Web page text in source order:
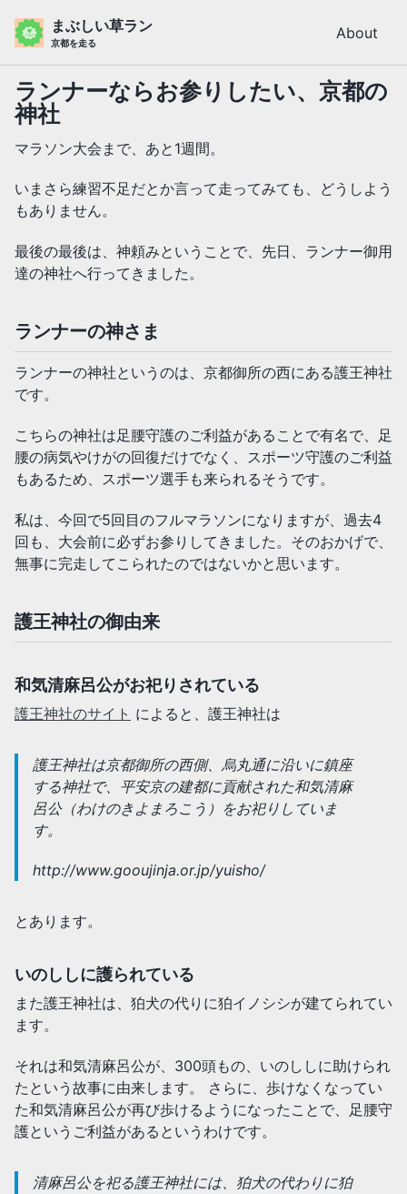
まぶしい草ラン
京都を走る
About
ランナーならお参りしたい、京都の
神社
マラソン大会まで、あと1週間。
いまさら練習不足だとか言って走ってみても、どうしよう
もありません。
最後の最後は、神頼みということで、先日、ランナー御用
達の神社へ行ってきました。
ランナーの神さま
ランナーの神社というのは、京都御所の西にある護王神社
です。
こちらの神社は足腰守護のご利益があることで有名で、足
腰の病気やけがの回復だけでなく、スポーツ守護のご利益
もあるため、スポーツ選手も来られるそうです。
私は、今回で5回目のフルマラソンになりますが、過去4
回も、大会前に必ずお参りしてきました。そのおかげで、
無事に完走してこられたのではないかと思います。
護王神社の御由来
和気清麻呂公がお祀りされている
護王神社のサイト によると、護王神社は
護王神社は京都御所の西側、烏丸通に沿いに鎮座
する神社で、平安京の建都に貢献された和気清麻
呂公（わけのきよまろこう）をお祀りしていま
す。
http://www.gooujinja.or.jp/yuisho/
とあります。
いのししに護られている
また護王神社は、狛犬の代りに狛イノシシが建てられてい
ます。
それは和気清麻呂公が、300頭もの、いのししに助けられ
たという故事に由来します。 さらに、歩けなくなってい
た和気清麻呂公が再び歩けるようになったことで、足腰守
護というご利益があるというわけです。
清麻呂公を祀る護王神社には、狛犬の代わりに狛